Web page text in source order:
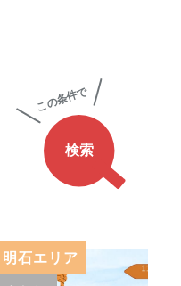
明石エリア